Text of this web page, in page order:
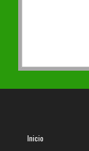
Inicio